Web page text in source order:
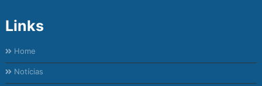
Links
Home
Notícias